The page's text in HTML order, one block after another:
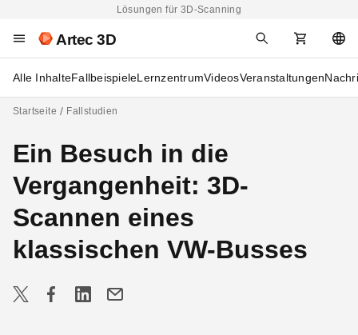
Lösungen für 3D-Scanning
Artec 3D
Alle InhalteFallbeispieleLernzentrumVideosVeranstaltungen
Startseite Fallstudien
Ein Besuch in die
Vergangenheit: 3D-
Scannen eines
klassischen VW-Busses